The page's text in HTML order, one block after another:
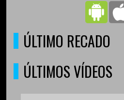
ÚLTIMO RECADO
ÚLTIMOS VÍDEOS